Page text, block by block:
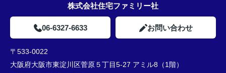
株式会社住宅ファミリー社
06-6327-6633 お問い合わせ
〒533-0022
大阪府大阪市東淀川区菅原５丁目5-27 アミル8（1階）